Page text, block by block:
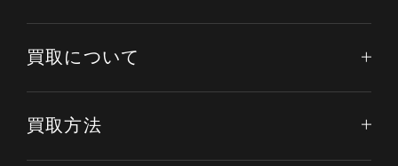
買取について
買取方法